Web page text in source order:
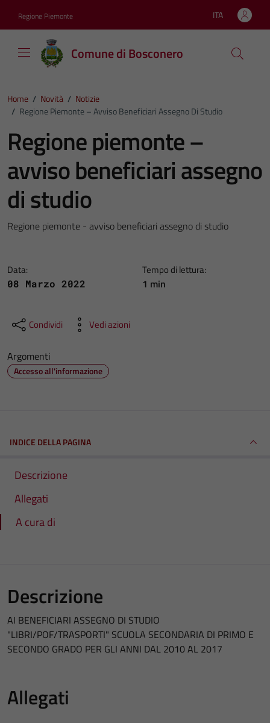
Regione Piemonte Lingua attiva:
ITA
Comune di Bosconero
Home / Novità / Notizie
/ Regione Piemonte – Avviso Beneficiari Assegno Di Studio
Regione piemonte –
avviso beneficiari assegno
di studio
Regione piemonte - avviso beneficiari assegno di studio
Data:
08 Marzo 2022
Tempo di lettura:
1 min
Condividi Vedi azioni
Argomenti
Accesso all'informazione
INDICE DELLA PAGINA
Descrizione
Allegati
A cura di
Descrizione
AI BENEFICIARI ASSEGNO DI STUDIO
"LIBRI/POF/TRASPORTI" SCUOLA SECONDARIA DI PRIMO E
SECONDO GRADO PER GLI ANNI DAL 2010 AL 2017
Allegati